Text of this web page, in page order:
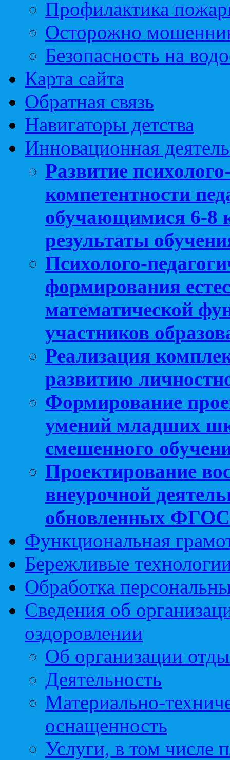
Профилактика
Осторожно
Безопасность на
Карта сайта
Обратная связь
Навигаторы детства
Инновационная
Развитие
компетентности
обучающимися 6-8
результаты
Психолого-
формирования
математической
участников
Реализация
развитию
Формирование
умений младших
смешенного
Проектирование
внеурочной
обновленных
Функциональная
Бережливые
Обработка
Сведения об
оздоровлении
Об организации
Деятельность
Материально-
оснащенность
Услуги, в том числе